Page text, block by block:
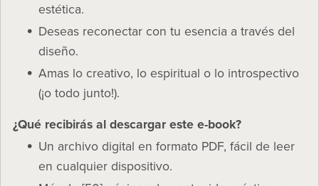
estética.
Deseas reconectar con tu esencia a través del
diseño.
Amas lo creativo, lo espiritual o lo introspectivo
(¡o todo junto!).
¿Qué recibirás al descargar este e-book?
Un archivo digital en formato PDF, fácil de leer
en cualquier dispositivo.